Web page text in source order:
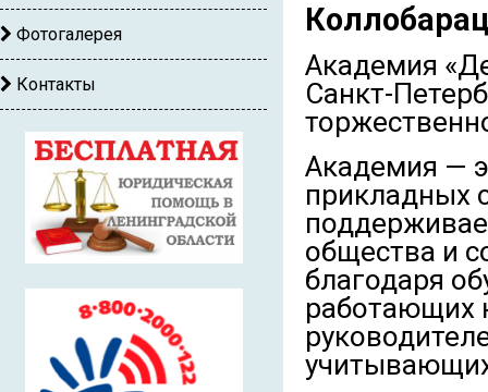
Фотогалерея
Контакты
Академия
Санкт-
Академия —
прикладных
общества и
благодаря
работающих